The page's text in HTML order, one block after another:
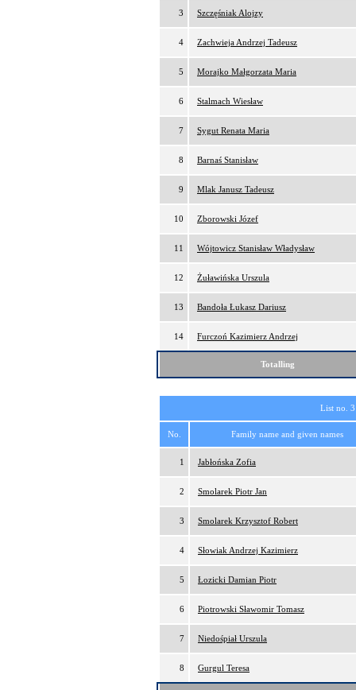
3 Szczęśniak Alojzy
4 Zachwieja Andrzej Tadeusz
5 Morajko Małgorzata Maria
6 Stalmach Wiesław
7 Sygut Renata Maria
8 Barnaś Stanisław
9 Mlak Janusz Tadeusz
10 Zborowski Józef
11 Wójtowicz Stanisław Władysław
12 Żuławińska Urszula
13 Bandoła Łukasz Dariusz
14 Furczoń Kazimierz Andrzej
Totalling
List no.
No. Family name and given names
1 Jabłońska Zofia
2 Smolarek Piotr Jan
3 Smolarek Krzysztof Robert
4 Słowiak Andrzej Kazimierz
5 Łozicki Damian Piotr
6 Piotrowski Sławomir Tomasz
7 Niedośpiał Urszula
8 Gurgul Teresa